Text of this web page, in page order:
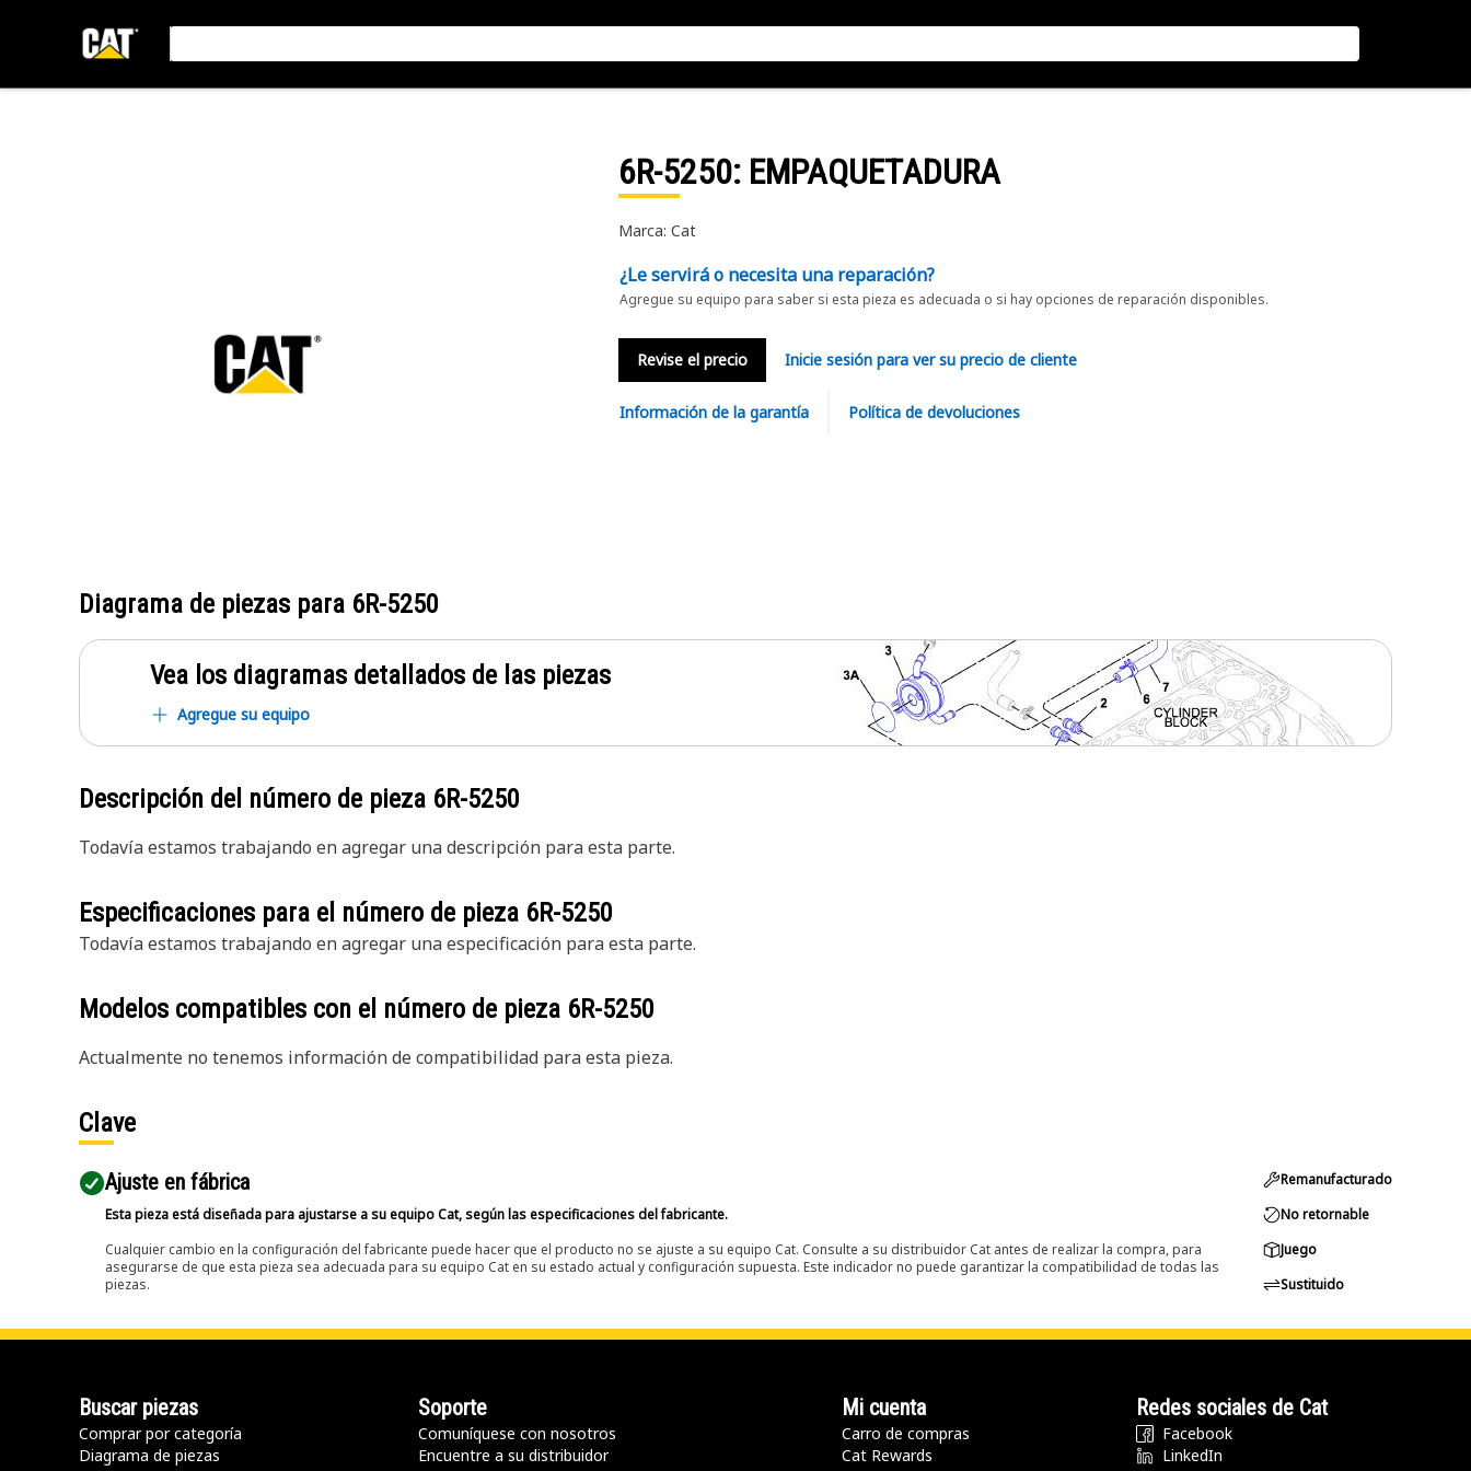
6R-5250: EMPAQUETADURA
Marca: Cat
¿Le servirá o necesita una reparación?
Agregue su equipo para saber si esta pieza es adecuada o si hay opciones de reparación disponibles.
Revise el precio Inicie sesión para ver su precio de cliente
Información de la garantía Política de devoluciones
Diagrama de piezas para 6R-5250
Vea los diagramas detallados de las piezas
Agregue su equipo
Descripción del número de pieza 6R-5250
Todavía estamos trabajando en agregar una descripción para esta parte.
Especificaciones para el número de pieza 6R-5250
Todavía estamos trabajando en agregar una especificación para esta parte.
Modelos compatibles con el número de pieza 6R-5250
Actualmente no tenemos información de compatibilidad para esta pieza.
Clave
Ajuste en fábrica
Esta pieza está diseñada para ajustarse a su equipo Cat, según las especificaciones del fabricante.
Cualquier cambio en la configuración del fabricante puede hacer que el producto no se ajuste a su equipo Cat. Consulte a su distribuidor Cat antes de realizar la compra, para
asegurarse de que esta pieza sea adecuada para su equipo Cat en su estado actual y configuración supuesta. Este indicador no puede garantizar la compatibilidad de todas las
piezas.
Remanufacturado
No retornable
Juego
Sustituido
Buscar piezas
Comprar por categoría
Diagrama de piezas
Soporte
Comuníquese con nosotros
Encuentre a su distribuidor
Mi cuenta
Carro de compras
Cat Rewards
Redes sociales de Cat
Facebook
LinkedIn